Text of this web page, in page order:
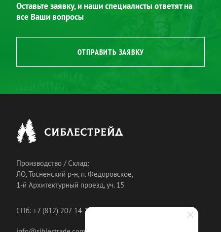
Оставьте заявку, и наши специалисты ответят на
все Ваши вопросы
ОТПРАВИТЬ ЗАЯВКУ
Производство / Склад:
ЛО, Тосненский р-н, п. Фёдоровское,
1-й Архитектурный проезд, уч. 15
СПб: +7 (812) 207-14-18